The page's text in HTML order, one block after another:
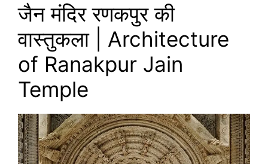
जैन मंदिर रणकपुर की
वास्तुकला | Architecture
of Ranakpur Jain
Temple